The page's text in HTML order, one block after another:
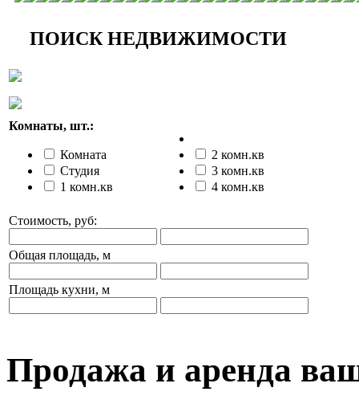
ПОИСК НЕДВИЖИМОСТИ
Комнаты, шт.:
Комната
Студия
1 комн.кв
2 комн.кв
3 комн.кв
4 комн.кв
Стоимость, руб:
Общая площадь, м
Площадь кухни, м
Продажа и аренда